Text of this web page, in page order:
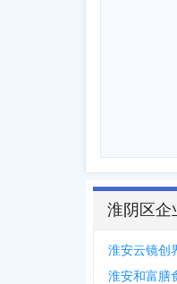
淮阴区企
淮安云镜创
淮安和富膳